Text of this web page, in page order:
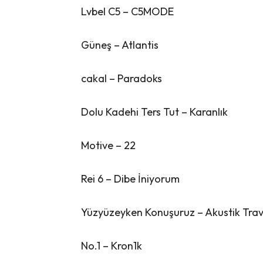
Lvbel C5 – C5MODE
Güneş – Atlantis
cakal – Paradoks
Dolu Kadehi Ters Tut – Karanlık
Motive – 22
Rei 6 – Dibe İniyorum
Yüzyüzeyken Konuşuruz – Akustik
No.1 – Kron1k